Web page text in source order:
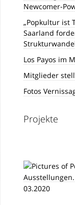
Newcomer-
„Popkultur ist
Saarland
Los Payos im
Mitglieder
Fotos
Projekte